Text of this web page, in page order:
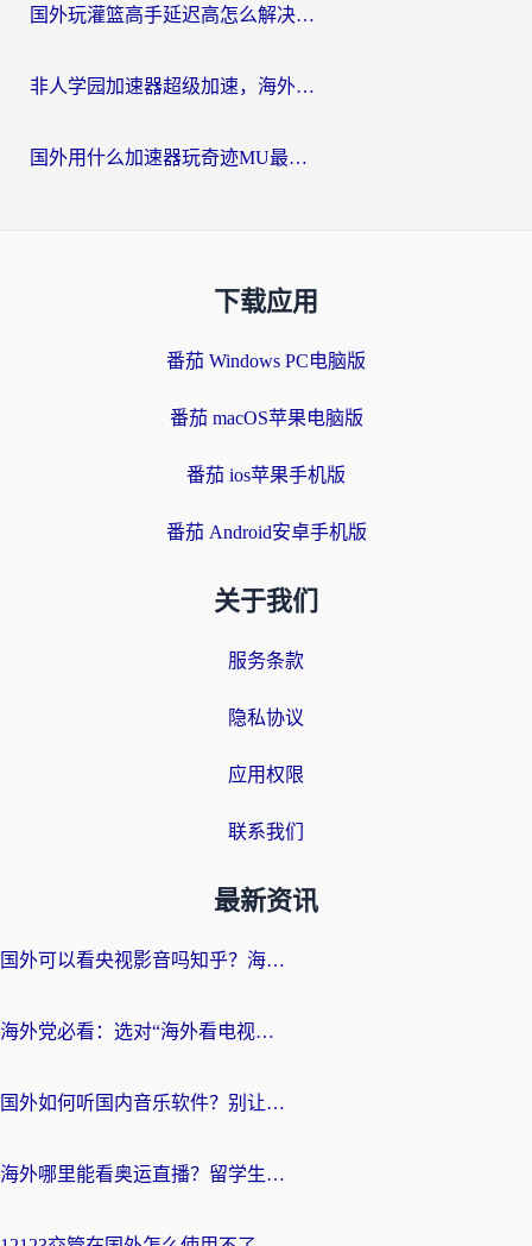
国外玩灌篮高手延迟高怎么解决？海外玩家国服游戏加速终极指南
非人学园加速器超级加速，海外玩家重返国服的通行证
国外用什么加速器玩奇迹MU最好？2026海外玩家国服游戏加速全攻略
下载应用
番茄 Windows PC电脑版
番茄 macOS苹果电脑版
番茄 ios苹果手机版
番茄 Android安卓手机版
关于我们
服务条款
隐私协议
应用权限
联系我们
最新资讯
国外可以看央视影音吗知乎？海外党亲测有效的回国加速方案
海外党必看：选对“海外看电视剧软件”，再也不用愁国内剧刷不了
国外如何听国内音乐软件？别让地域限制，断了你的中文歌单
海外哪里能看奥运直播？留学生&海外华人必看的体育赛事观赛终极指南